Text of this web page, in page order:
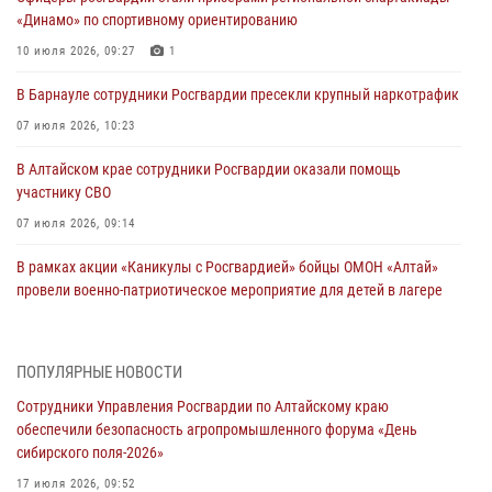
«Динамо» по спортивному ориентированию
10 июля 2026, 09:27 1
В Барнауле сотрудники Росгвардии пресекли крупный наркотрафик
07 июля 2026, 10:23
В Алтайском крае сотрудники Росгвардии оказали помощь
участнику СВО
07 июля 2026, 09:14
В рамках акции «Каникулы с Росгвардией» бойцы ОМОН «Алтай»
провели военно-патриотическое мероприятие для детей в лагере
акции «Коробка храбрости»
Сотрудники Росгвардии провели встречу с юными пограничниками
ПОПУЛЯРНЫЕ НОВОСТИ
Сотрудники Управления Росгвардии по Алтайскому краю
обеспечили безопасность агропромышленного форума «День
сибирского поля-2026»
17 июля 2026, 09:52